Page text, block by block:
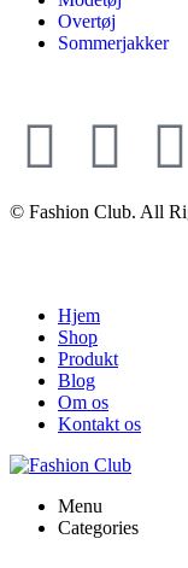
Overtøj
Sommerjakker
© Fashion Club. All
Hjem
Shop
Produkt
Blog
Om os
Kontakt os
Menu
Categories